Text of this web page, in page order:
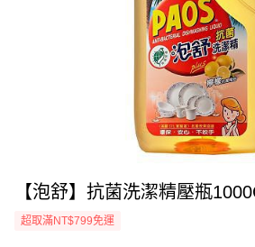
【泡舒】抗菌洗潔精壓瓶
超取滿NT$799免運